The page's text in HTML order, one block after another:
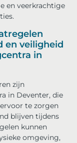
en veerkrachtige
en veiligheid
in
zijn
in Deventer, die
te zorgen
blijven tijdens
kunnen
omgeving,